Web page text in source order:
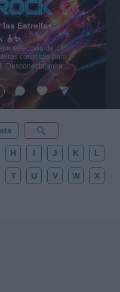
las Estrellas:
🎸✨
selección de
cósmicas para
Desconecta, mira
cero. 💾 ¡Guarda
noche estrellada!
H I J K L
T U V W X